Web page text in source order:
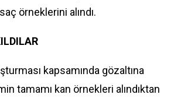
örneklerini alındı.
kapsamında gözaltına
tamamı kan örnekleri alındıktan